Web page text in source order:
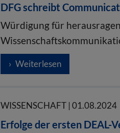
DFG schreibt
Würdigung für
Weiterlesen
WISSENSCHAFT | 01.08.2024
Erfolge der ersten DEAL-